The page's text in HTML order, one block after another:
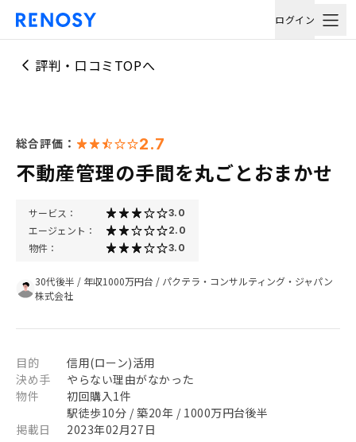
ログイン
評判・口コミTOPへ
総合評価： 2.7
不動産管理の手間を丸ごとおまかせ
サービス： 3.0
エージェント： 2.0
物件： 3.0
30代後半 / 年収1000万円台 / パクテラ・コンサルティング・ジャパン
株式会社
目的
信用(ローン)活用
決め手
やらない理由がなかった
物件
初回購入1件
駅徒歩10分 / 築20年 / 1000万円台後半
掲載日
2023年02月27日